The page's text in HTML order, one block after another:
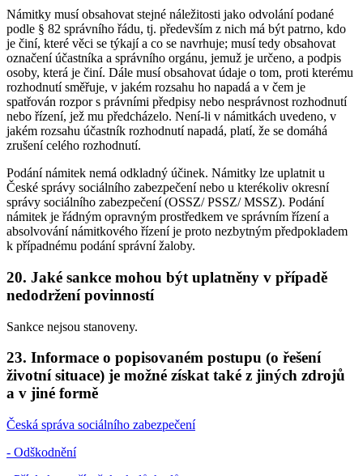
Námitky musí obsahovat stejné náležitosti jako odvolání podané
podle § 82 správního řádu, tj. především z nich má být patrno, kdo
je činí, které věci se týkají a co se navrhuje; musí tedy obsahovat
označení účastníka a správního orgánu, jemuž je určeno, a podpis
osoby, která je činí. Dále musí obsahovat údaje o tom, proti kterému
rozhodnutí směřuje, v jakém rozsahu ho napadá a v čem je
spatřován rozpor s právními předpisy nebo nesprávnost rozhodnutí
nebo řízení, jež mu předcházelo. Není-li v námitkách uvedeno, v
jakém rozsahu účastník rozhodnutí napadá, platí, že se domáhá
zrušení celého rozhodnutí.
Podání námitek nemá odkladný účinek. Námitky lze uplatnit u
České správy sociálního zabezpečení nebo u kterékoliv okresní
správy sociálního zabezpečení (OSSZ/ PSSZ/ MSSZ). Podání
námitek je řádným opravným prostředkem ve správním řízení a
absolvování námitkového řízení je proto nezbytným předpokladem
k případnému podání správní žaloby.
20. Jaké sankce mohou být uplatněny v případě
nedodržení povinností
Sankce nejsou stanoveny.
23. Informace o popisovaném postupu (o řešení
životní situace) je možné získat také z jiných zdrojů
a v jiné formě
Česká správa sociálního zabezpečení
- Odškodnění